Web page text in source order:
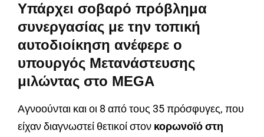
Υπάρχει σοβαρό πρόβλημα
συνεργασίας με την τοπική
αυτοδιοίκηση ανέφερε ο
υπουργός Μετανάστευσης
μιλώντας στο MEGA
Αγνοούνται και οι 8 από τους 35 πρόσφυγες, που
είχαν διαγνωστεί θετικοί στον κορωνοϊό στη